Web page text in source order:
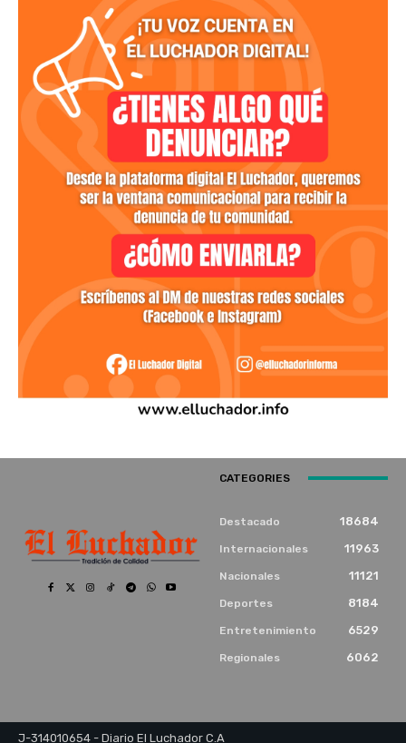
CATEGORIES
Destacado 18684
Internacionales 11963
Nacionales 11121
Deportes 8184
Entretenimiento 6529
Regionales 6062
J-314010654 - Diario El Luchador C.A